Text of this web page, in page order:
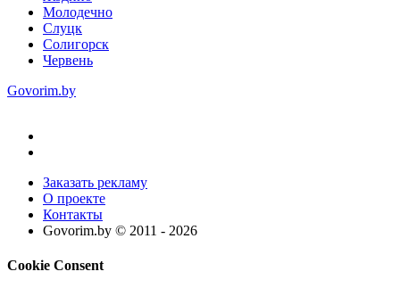
Молодечно
Слуцк
Солигорск
Червень
Govorim.by
Заказать рекламу
О проекте
Контакты
Govorim.by © 2011 - 2026
Cookie Consent